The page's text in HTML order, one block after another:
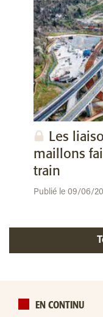
Les
maillons
train
Publié le 09/06/
EN CONTINU